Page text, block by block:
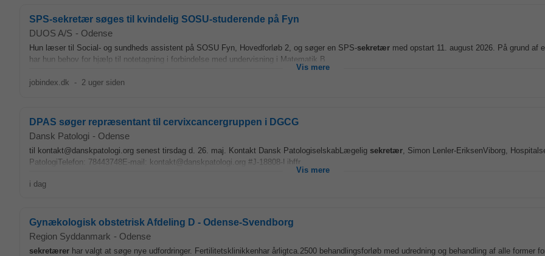
SPS-sekretær søges til kvindelig SOSU-studerende på Fyn
DUOS A/S - Odense
Hun læser til Social- og sundheds assistent på SOSU Fyn, Hovedforløb 2, og søger en SPS-sekretær med opstart 11. august 2026. På grund af
har hun behov for hjælp til notetagning i forbindelse med undervisning i Matematik B...
Vis mere
jobindex.dk - 2 uger siden
DPAS søger repræsentant til cervixcancergruppen i DGCG
Dansk Patologi - Odense
til kontakt@danskpatologi.org senest tirsdag d. 26. maj. Kontakt Dansk PatologiselskabLægelig sekretær, Simon Lenler-EriksenViborg,
PatologiTelefon: 78443748E-mail: kontakt@danskpatologi.org #J-18808-Ljbffr...
Vis mere
i dag
Gynækologisk obstetrisk Afdeling D - Odense-Svendborg
Region Syddanmark - Odense
sekretærer har valgt at søge nye udfordringer. Fertilitetsklinikkenhar årligtca.2500 behandlingsforløb med udredning og behandling af alle former